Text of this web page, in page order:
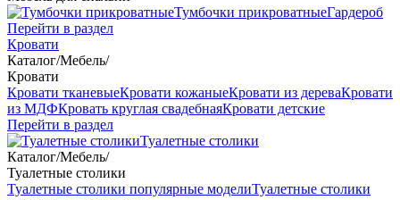
Тумбочки прикроватныеГардероб
Перейти в раздел
Кровати
Каталог/Мебель/
Кровати
Кровати тканевыеКровати кожаныеКровати из дереваКровати
из МДФКровать круглая свадебнаяКровати детские
Перейти в раздел
Туалетные столики
Каталог/Мебель/
Туалетные столики
Туалетные столики популярные моделиТуалетные столики